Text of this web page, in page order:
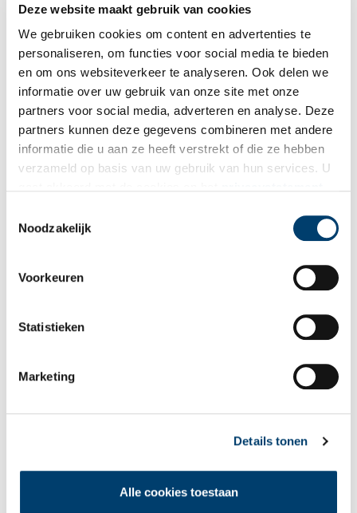
Deze website maakt gebruik van cookies
We gebruiken cookies om content en advertenties te
personaliseren, om functies voor social media te bieden
en om ons websiteverkeer te analyseren. Ook delen we
informatie over uw gebruik van onze site met onze
partners voor social media, adverteren en analyse. Deze
partners kunnen deze gegevens combineren met andere
informatie die u aan ze heeft verstrekt of die ze hebben
verzameld op basis van uw gebruik van hun services. U
Noodzakelijk
Voorkeuren
Statistieken
Marketing
Details tonen
Alle cookies toestaan
Activiteiten bij de Hollandia bron, 1920-1940. Noord-Hollands Archief /
Beeldcollectie van het Historisch Archief Haarlemmermeer te Hoofddorp,
InventarisnummerNL-HlmNHA_Hmr_12448.
capaciteit van 6.000 liter per uur. Het water liep in een betonnen
reservoir, dat 12.000 liter kon bevatten. Als het reservoir geheel
gemetselde kom en vandaar in de sloot. Uit het reservoir werd
het water opgepompt in twee kuipen, welke 2.000 liter konden
gedurende enige tijd buitenlucht in te blazen.